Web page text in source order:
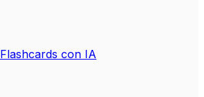
Flashcards con IA